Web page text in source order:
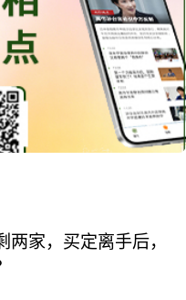
两家，买定离手后，